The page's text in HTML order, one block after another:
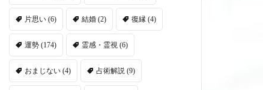
片思い (6) 結婚 (2) 復縁 (4)
運勢 (174) 霊感・霊視 (6)
おまじない (4) 占術解説 (9)